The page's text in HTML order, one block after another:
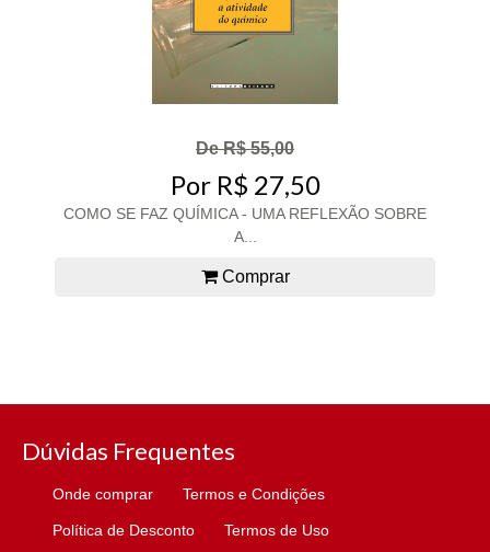
De R$ 55,00
Por R$ 27,50
COMO SE FAZ QUÍMICA - UMA REFLEXÃO SOBRE
A...
Comprar
Dúvidas Frequentes
Onde comprar Termos e Condições
Política de Desconto Termos de Uso